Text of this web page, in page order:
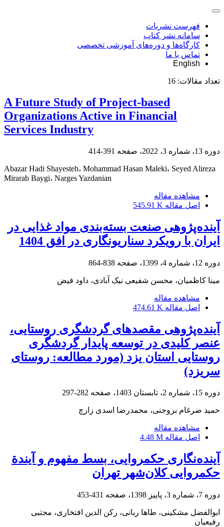
فهرست نشریات
سامانه نشر کتاب
کارگاه‌ها و دوره‌های آموزشی تخصصی
تماس با ما
English
تعداد مقالات: 16
A Future Study of Project-based
Organizations Active in Financial
Services Industry
دوره 13، شماره 3، 2022، صفحه 391-414
Abazar Hadi Shayesteh، Mohammad Hasan Maleki، Seyed Alireza
Mirarab Baygi، Narges Yazdanian
مشاهده مقاله
اصل مقاله 545.91 K
آینده‌پژوهی صنعت بسته‌بندی مواد غذایی در
ایران با رویکرد سناریونگاری در افق 1404
دوره 12، شماره 4، 1399، صفحه 838-864
مینا کاظمیان، محسن شفیعی نیک آبادی، داود فیض
مشاهده مقاله
اصل مقاله 474.61 K
آینده‌پژوهی مقصدهای گردشگری روستایی،
عنصر کلیدی در توسعه پایدار گردشگری
روستایی استان یزد (مورد مطالعه: روستای
سریزد)
دوره 15، شماره 2، تابستان 1403، صفحه 282-297
حمید ضرغام بروجنی، محمدرضا اسدی زارچ
مشاهده مقاله
اصل مقاله 4.48 M
آینده‌نگاری حکمروایی، بسط مفهوم و آیندة
حکمروایی کلان‌شهر تهران
دوره 7، شماره 3، پاییز 1398، صفحه 431-453
ابوالفضل مشکینی، طاها ربانی، رکن الدین افتخاری، مجتبی
رفیعیان